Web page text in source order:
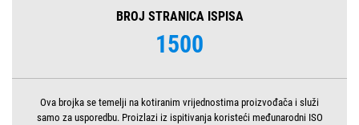
BROJ STRANICA ISPISA
1500
Ova brojka se temelji na kotiranim vrijednostima proizvođača i služi
samo za usporedbu. Proizlazi iz ispitivanja koristeći međunarodni ISO